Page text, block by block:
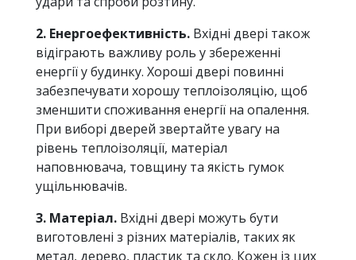
2. Енергоефективність. Вхідні двері також
відіграють важливу роль у збереженні
енергії у будинку. Хороші двері повинні
забезпечувати хорошу теплоізоляцію, щоб
зменшити споживання енергії на опалення.
При виборі дверей звертайте увагу на
рівень теплоізоляції, матеріал
наповнювача, товщину та якість гумок
ущільнювачів.
3. Матеріал. Вхідні двері можуть бути
виготовлені з різних матеріалів, таких як
метал, дерево, пластик та скло. Кожен із цих